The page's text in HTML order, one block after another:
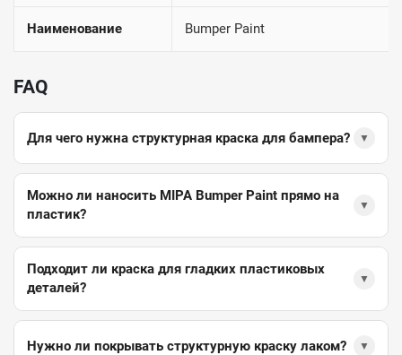
Наименование Bumper Paint
FAQ
Для чего нужна структурная краска для бампера? ▼
Можно ли наносить MIPA Bumper Paint прямо на
пластик?
▼
Подходит ли краска для гладких пластиковых
деталей?
▼
Нужно ли покрывать структурную краску лаком? ▼